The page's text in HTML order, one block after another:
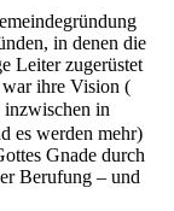
in denen die
Leiter zugerüstet
ihre Vision (
in
es werden mehr)
Gnade durch
Berufung – und